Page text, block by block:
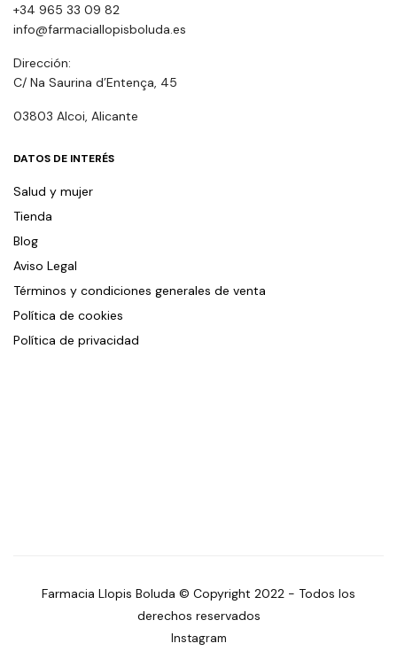
+34 965 33 09 82
info@farmaciallopisboluda.es
Dirección:
C/ Na Saurina d’Entença, 45
03803 Alcoi, Alicante
DATOS DE INTERÉS
Salud y mujer
Tienda
Blog
Aviso Legal
Términos y condiciones generales de venta
Política de cookies
Política de privacidad
Farmacia Llopis Boluda © Copyright 2022 - Todos los
derechos reservados
Instagram